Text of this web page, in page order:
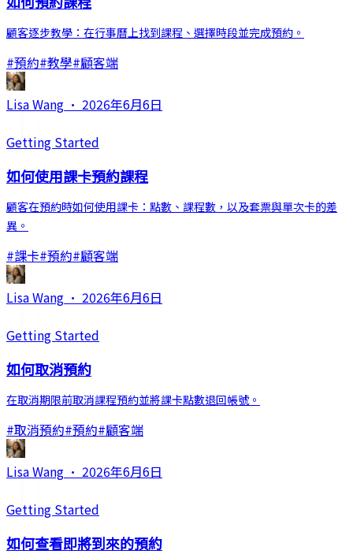
顧客逐步教學：在行事曆上找到課程、選擇時段並完成預約。
#預約#教學#顧客端
Lisa Wang · 2026年6月6日
Getting Started
如何使用課卡預約課程
顧客在預約時如何使用課卡：點數、課程數，以及套票與單次卡的差
異。
#課卡#預約#顧客端
Lisa Wang · 2026年6月6日
Getting Started
如何取消預約
在取消期限前取消課程預約並將課卡點數退回帳號。
#取消預約#預約#顧客端
Lisa Wang · 2026年6月6日
Getting Started
如何查看即將到來的預約